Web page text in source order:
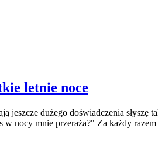
letnie noce
jeszcze dużego doświadczenia
nocy mnie przeraża?" Za każdy razem